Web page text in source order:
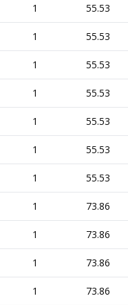
1 55.53
1 55.53
1 55.53
1 55.53
1 55.53
1 55.53
1 55.53
1 73.86
1 73.86
1 73.86
1 73.86